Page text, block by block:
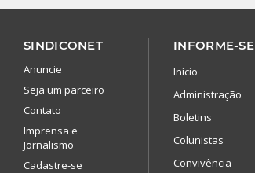
SINDICONET
Anuncie
Seja um parceiro
Contato
Imprensa e
Jornalismo
Cadastre-se
INFORME-SE
Início
Administração
Boletins
Colunistas
Convivência